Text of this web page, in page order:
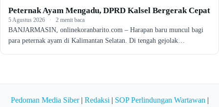
Peternak Ayam Mengadu, DPRD Kalsel Bergerak Cepat
5 Agustus 2026 · 2 menit baca
BANJARMASIN, onlinekoranbarito.com – Harapan baru muncul bagi
para peternak ayam di Kalimantan Selatan. Di tengah gejolak…
Pedoman Media Siber| Redaksi | SOP Perlindungan Wartawan |